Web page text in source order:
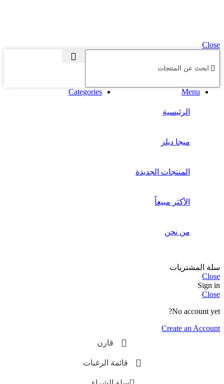
Close
Menu
Categories
الرئيسية
ميجا ديلز
المنتجات الجديدة
الأكثر مبيعاً
من نحن
سلة المشتريات
Close
Sign in
Close
No account yet?
Create an Account
قارن
قائمة الرغبات
0